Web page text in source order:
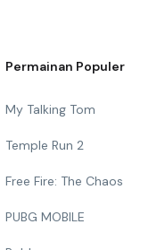
Permainan Populer
My Talking Tom
Temple Run 2
Free Fire: The Chaos
PUBG MOBILE